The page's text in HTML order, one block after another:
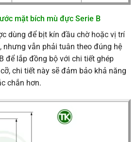
mặt bích mù đực Serie B
dùng để bịt kín đầu chờ hoặc vị trí
nhưng vẫn phải tuân theo đúng hệ
để lắp đồng bộ với chi tiết ghép
chi tiết này sẽ đảm bảo khả năng
chắn hơn.